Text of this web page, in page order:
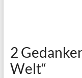
2
Welt“